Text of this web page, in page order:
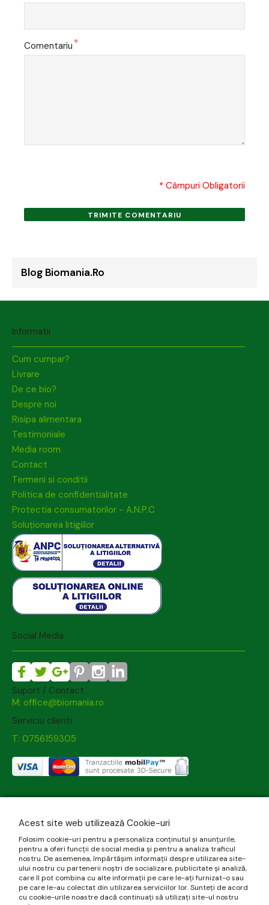
Comentariu *
* Câmpuri Obligatorii
TRIMITE COMENTARIU
Blog Biomania.ro
Informatii
Cum cumpar?
Livrare
De ce bio?
Despre noi
Risipa alimentara
Testimoniale
Media room
Contact
Termeni si conditii
Politica de confidentialitate
Protectia consumatorilor - A.N.P.C
Soluționarea litigiilor
Social Media
Suport / Contact
M: office@biomania.ro
Serviciu clienti
T: 0756159305
Acest site web utilizează Cookie-uri
Folosim cookie-uri pentru a personaliza conținutul și anunțurile,
pentru a oferi funcții de social media și pentru a analiza traficul
nostru. De asemenea, împărtășim informații despre utilizarea site-
ului nostru cu partenerii noștri de socializare, publicitate și analiză,
care îl pot combina cu alte informații pe care le-ați furnizat-o sau
pe care le-au colectat din utilizarea serviciilor lor. Sunteți de acord
cu cookie-urile noastre dacă continuați să utilizați site-ul nostru